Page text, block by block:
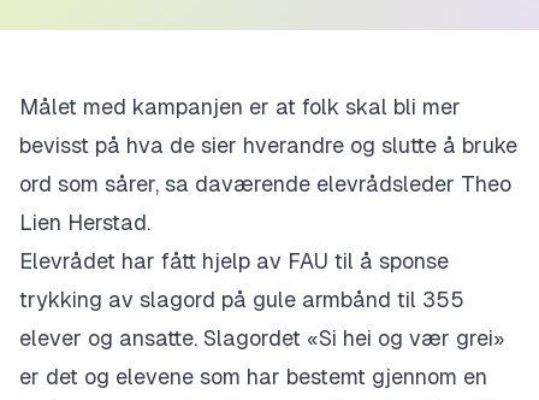
Målet med kampanjen er at folk skal bli mer
bevisst på hva de sier hverandre og slutte å bruke
ord som sårer, sa daværende elevrådsleder Theo
Lien Herstad.
Elevrådet har fått hjelp av FAU til å sponse
trykking av slagord på gule armbånd til 355
elever og ansatte. Slagordet «Si hei og vær grei»
er det og elevene som har bestemt gjennom en